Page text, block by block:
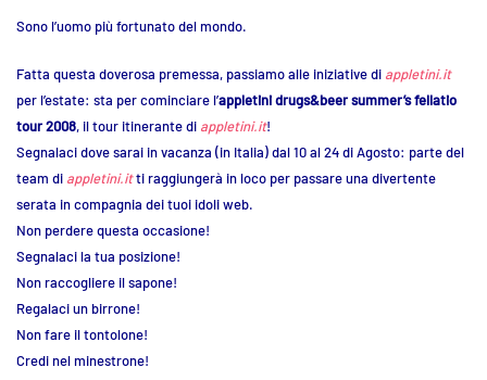
Sono l’uomo più fortunato del mondo.
Fatta questa doverosa premessa, passiamo alle iniziative di appletini.it
per l’estate: sta per cominciare l’appletini drugs&beer summer’s fellatio
tour 2008, il tour itinerante di appletini.it!
Segnalaci dove sarai in vacanza (in Italia) dal 10 al 24 di Agosto: parte del
team di appletini.itti raggiungerà in loco per passare una divertente
serata in compagnia dei tuoi idoli web.
Non perdere questa occasione!
Segnalaci la tua posizione!
Non raccogliere il sapone!
Regalaci un birrone!
Non fare il tontolone!
Credi nel minestrone!